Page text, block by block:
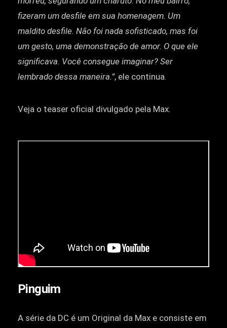
fizeram um desfile em sua homenagem. Um
maldito desfile. Não foi nada sofisticado, mas foi
um gesto, uma demonstração de amor. O que ele
significava. Você consegue imaginar? Ser
lembrado dessa maneira.”, ele continua.
Veja o teaser oficial divulgado pela Max.
Pinguim
A série da DC é um Original da Max e consiste em